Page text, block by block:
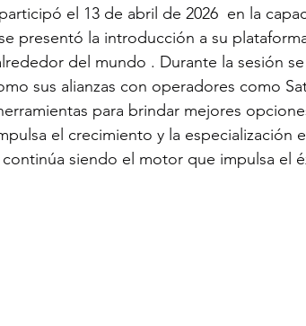
el 13 de abril de 2026  en la
presentó la introducción a su
del mundo . Durante la sesión
sus alianzas con operadores como
para brindar mejores
el crecimiento y la especialización
continúa siendo el motor que impulsa el